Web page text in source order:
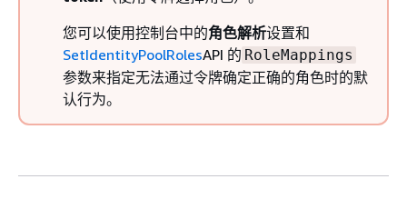
您可以使用控制台中的角色解析设置和
SetIdentityPoolRolesAPI 的 RoleMappings
参数来指定无法通过令牌确定正确的角色时的默
认行为。